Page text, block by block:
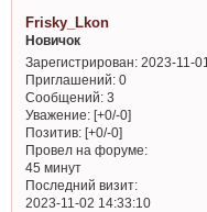
Frisky_Lkon
Новичок
Зарегистрирован: 2023-11-01
Приглашений:0
Сообщений:3
Уважение: [+0/-0]
Позитив: [+0/-0]
Провел на форуме:
45 минут
Последний визит:
2023-11-02 14:33:10